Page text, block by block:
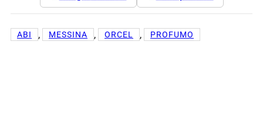
ABI , MESSINA , ORCEL , PROFUMO